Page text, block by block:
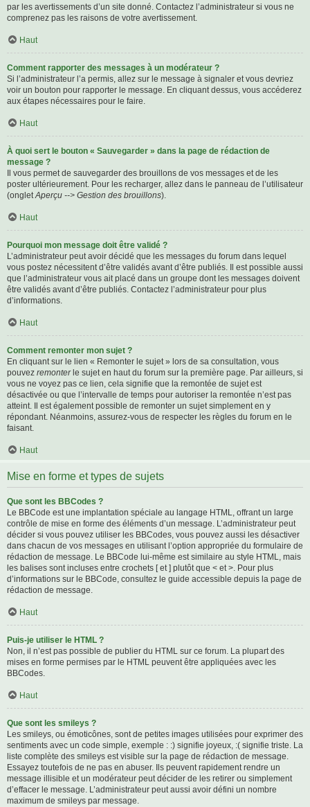
par les avertissements d’un site donné. Contactez l’administrateur si vous ne
comprenez pas les raisons de votre avertissement.
Haut
Comment rapporter des messages à un modérateur ?
Si l’administrateur l’a permis, allez sur le message à signaler et vous devriez
voir un bouton pour rapporter le message. En cliquant dessus, vous accéderez
aux étapes nécessaires pour le faire.
Haut
À quoi sert le bouton « Sauvegarder » dans la page de rédaction de
message ?
Il vous permet de sauvegarder des brouillons de vos messages et de les
poster ultérieurement. Pour les recharger, allez dans le panneau de l’utilisateur
(ongletAperçu --> Gestion des brouillons).
Haut
Pourquoi mon message doit être validé ?
L’administrateur peut avoir décidé que les messages du forum dans lequel
vous postez nécessitent d’être validés avant d’être publiés. Il est possible aussi
que l’administrateur vous ait placé dans un groupe dont les messages doivent
être validés avant d’être publiés. Contactez l’administrateur pour plus
d’informations.
Haut
Comment remonter mon sujet ?
En cliquant sur le lien « Remonter le sujet » lors de sa consultation, vous
pouvez remonterle sujet en haut du forum sur la première page. Par ailleurs, si
vous ne voyez pas ce lien, cela signifie que la remontée de sujet est
désactivée ou que l’intervalle de temps pour autoriser la remontée n’est pas
atteint. Il est également possible de remonter un sujet simplement en y
répondant. Néanmoins, assurez-vous de respecter les règles du forum en le
faisant.
Haut
Mise en forme et types de sujets
Que sont les BBCodes ?
Le BBCode est une implantation spéciale au langage HTML, offrant un large
contrôle de mise en forme des éléments d’un message. L’administrateur peut
décider si vous pouvez utiliser les BBCodes, vous pouvez aussi les désactiver
dans chacun de vos messages en utilisant l’option appropriée du formulaire de
rédaction de message. Le BBCode lui-même est similaire au style HTML, mais
les balises sont incluses entre crochets [ et ] plutôt que < et >. Pour plus
d’informations sur le BBCode, consultez le guide accessible depuis la page de
rédaction de message.
Haut
Puis-je utiliser le HTML ?
Non, il n’est pas possible de publier du HTML sur ce forum. La plupart des
mises en forme permises par le HTML peuvent être appliquées avec les
BBCodes.
Haut
Que sont les smileys ?
Les smileys, ou émoticônes, sont de petites images utilisées pour exprimer des
sentiments avec un code simple, exemple : :) signifie joyeux, :( signifie triste. La
liste complète des smileys est visible sur la page de rédaction de message.
Essayez toutefois de ne pas en abuser. Ils peuvent rapidement rendre un
message illisible et un modérateur peut décider de les retirer ou simplement
d’effacer le message. L’administrateur peut aussi avoir défini un nombre
maximum de smileys par message.